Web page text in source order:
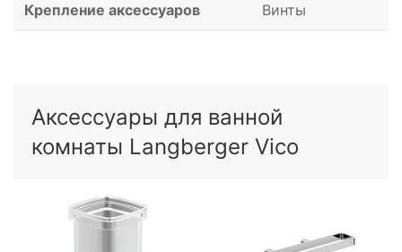
Крепление аксессуаров Винты
Аксессуары для ванной
комнаты Langberger Vico